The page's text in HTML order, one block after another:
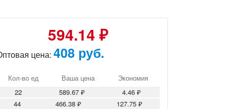
594.14 ₽
цена: 408 руб.
Кол-во ед Ваша цена
Экономия
22
589.67 ₽
4.46 ₽
44
466.38 ₽
127.75 ₽